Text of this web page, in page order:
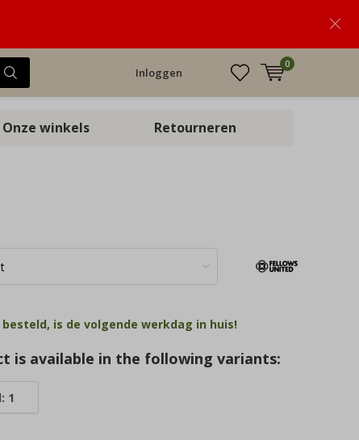
Inloggen
0
Onze winkels Retourneren
besteld, is de volgende werkdag in huis!
is available in the following variants:
1